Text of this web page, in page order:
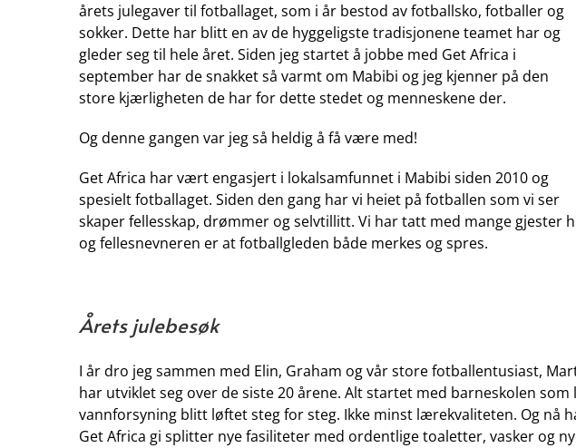
årets julegaver til fotballaget, som i år bestod av fotballsko, fotballer og
sokker. Dette har blitt en av de hyggeligste tradisjonene teamet har og
gleder seg til hele året. Siden jeg startet å jobbe med Get Africa i
september har de snakket så varmt om Mabibi og jeg kjenner på den
store kjærligheten de har for dette stedet og menneskene der.
Og denne gangen var jeg så heldig å få være med!
Get Africa har vært engasjert i lokalsamfunnet i Mabibi siden 2010 og
spesielt fotballaget. Siden den gang har vi heiet på fotballen som vi ser
skaper fellesskap, drømmer og selvtillitt. Vi har tatt med mange gjester
og fellesnevneren er at fotballgleden både merkes og spres.
Årets julebesøk
I år dro jeg sammen med Elin, Graham og vår store fotballentusiast,
har utviklet seg over de siste 20 årene. Alt startet med barneskolen
vannforsyning blitt løftet steg for steg. Ikke minst lærekvaliteten. Og nå
Get Africa gi splitter nye fasiliteter med ordentlige toaletter, vasker og